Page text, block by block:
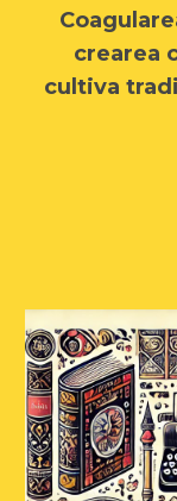
crearea
cultiva